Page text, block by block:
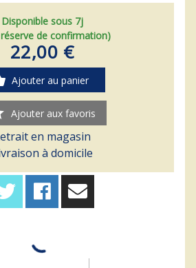
Disponible sous 7j
de confirmation)
22,00 €
Ajouter au panier
Ajouter aux favoris
en magasin
à domicile